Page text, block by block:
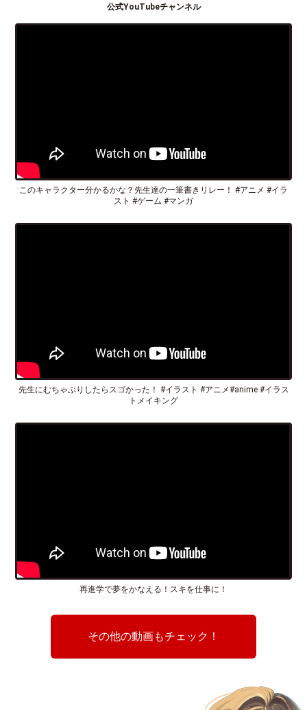
公式YouTubeチャンネル
このキャラクター分かるかな？先生達の一筆書きリレー！ #アニメ #イラ
スト #ゲーム #マンガ
先生にむちゃぶりしたらスゴかった！ #イラスト #アニメ#anime #イラス
トメイキング
再進学で夢をかなえる！スキを仕事に！
その他の動画もチェック！